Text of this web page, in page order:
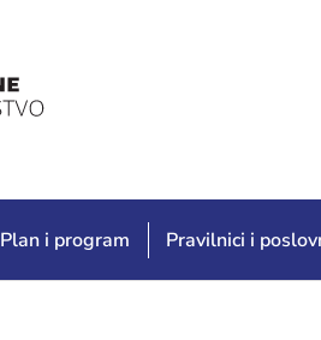
Plan i program Pravilnici i